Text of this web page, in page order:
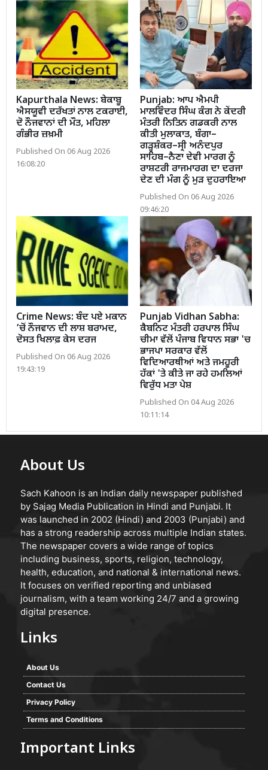
Kapurthala News: ਬੇਕਾਬੂ
ਐਸਯੂਵੀ ਦਰੱਖਤਾਂ ਨਾਲ ਟਕਰਾਈ,
ਦੋ ਨੌਜਵਾਨਾਂ ਦੀ ਮੌਤ, ਮਹਿਲਾ
ਗੰਭੀਰ ਜ਼ਖ਼ਮੀ
Published On 06 Aug 2026
16:08:20
Punjab: ਆਪ ਐਮਪੀ
ਮਾਲਵਿੰਦਰ ਸਿੰਘ ਕੰਗ ਨੇ ਕੇਂਦਰੀ
ਮੰਤਰੀ ਨਿਤਿਨ ਗਡਕਰੀ ਨਾਲ
ਕੀਤੀ ਮੁਲਾਕਾਤ, ਬੰਗਾ–
ਗੜ੍ਹਸ਼ੰਕਰ–ਸ੍ਰੀ ਅਨੰਦਪੁਰ
ਸਾਹਿਬ–ਨੈਣਾ ਦੇਵੀ ਮਾਰਗ ਨੂੰ
ਰਾਸ਼ਟਰੀ ਰਾਜਮਾਰਗ ਦਾ ਦਰਜਾ
ਦੇਣ ਦੀ ਮੰਗ ਨੂੰ ਮੁੜ ਦੁਹਰਾਇਆ
Published On 06 Aug 2026
09:46:20
Crime News: ਬੰਦ ਪਏ ਮਕਾਨ
’ਚੋਂ ਨੌਜਵਾਨ ਦੀ ਲਾਸ਼ ਬਰਾਮਦ,
ਦੋਸਤ ਖਿਲਾਫ਼ ਕੇਸ ਦਰਜ
Published On 06 Aug 2026
19:43:19
Punjab Vidhan Sabha:
ਕੈਬਨਿਟ ਮੰਤਰੀ ਹਰਪਾਲ ਸਿੰਘ
ਚੀਮਾ ਵੱਲੋਂ ਪੰਜਾਬ ਵਿਧਾਨ ਸਭਾ 'ਚ
ਭਾਜਪਾ ਸਰਕਾਰ ਵੱਲੋਂ
ਵਿਦਿਆਰਥੀਆਂ ਅਤੇ ਜਮਹੂਰੀ
ਹੱਕਾਂ 'ਤੇ ਕੀਤੇ ਜਾ ਰਹੇ ਹਮਲਿਆਂ
ਵਿਰੁੱਧ ਮਤਾ ਪੇਸ਼
Published On 04 Aug 2026
10:11:14
About Us
Sach Kahoon is an Indian daily newspaper published
by Sajag Media Publication in Hindi and Punjabi. It
was launched in 2002 (Hindi) and 2003 (Punjabi) and
has a strong readership across multiple Indian states.
The newspaper covers a wide range of topics
including business, sports, religion, technology,
health, education, and national & international news.
It focuses on verified reporting and unbiased
journalism, with a team working 24/7 and a growing
digital presence.
Links
About Us
Contact Us
Privacy Policy
Terms and Conditions
Important Links